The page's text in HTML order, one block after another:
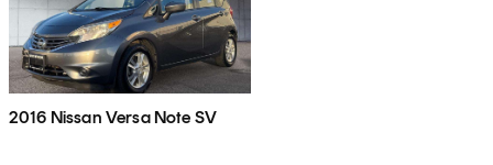
2016 Nissan Versa Note SV